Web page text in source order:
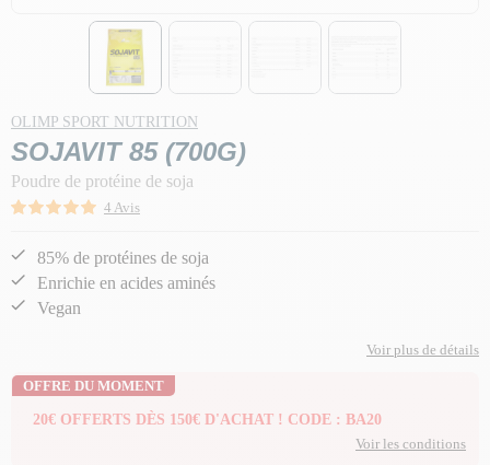
OLIMP SPORT NUTRITION
SOJAVIT 85 (700G)
Poudre de protéine de soja
4 Avis
85% de protéines de soja
Enrichie en acides aminés
Vegan
Voir plus de détails
OFFRE DU MOMENT
20€ OFFERTS DÈS 150€ D'ACHAT ! CODE : BA20
Voir les conditions